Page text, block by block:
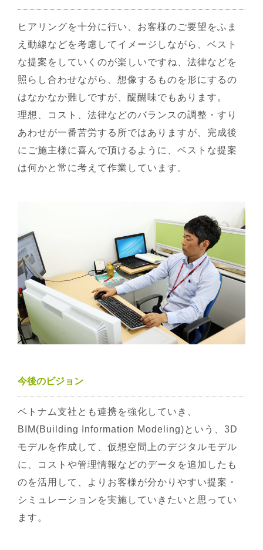
ヒアリングを十分に行い、お客様のご要望をふま
え動線などを考慮してイメージしながら、ベスト
な提案をしていくのが楽しいですね、法律などを
照らし合わせながら、想像するものを形にするの
はなかなか難しですが、醍醐味でもあります。
理想、コスト、法律などのバランスの調整・すり
あわせが一番苦労する所ではありますが、完成後
にご施主様に喜んで頂けるように、ベストな提案
は何かと常に考えて作業しています。
今後のビジョン
ベトナム支社とも連携を強化していき、
BIM(Building Information Modeling)という、3D
モデルを作成して、仮想空間上のデジタルモデル
に、コストや管理情報などのデータを追加したも
のを活用して、よりお客様が分かりやすい提案・
シミュレーションを実施していきたいと思ってい
ます。